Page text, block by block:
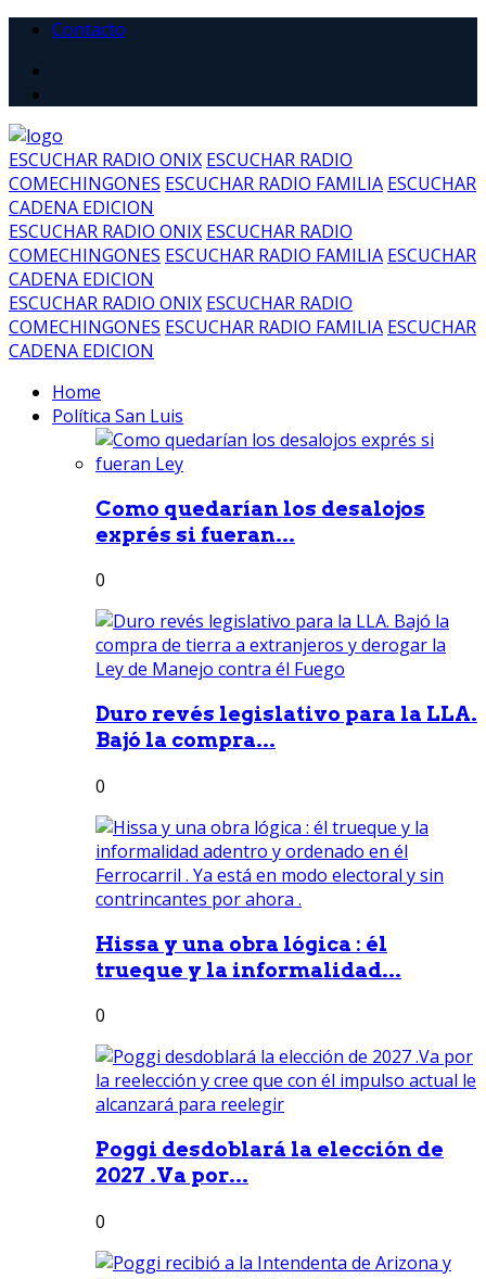
Contacto
ESCUCHAR RADIO ONIX ESCUCHAR RADIO
COMECHINGONES ESCUCHAR RADIO FAMILIA ESCUCHAR
CADENA EDICION
ESCUCHAR RADIO ONIX ESCUCHAR RADIO
COMECHINGONES ESCUCHAR RADIO FAMILIA ESCUCHAR
CADENA EDICION
ESCUCHAR RADIO ONIX ESCUCHAR RADIO
COMECHINGONES ESCUCHAR RADIO FAMILIA ESCUCHAR
CADENA EDICION
Home
Política San Luis
Como quedarían los desalojos
exprés si fueran...
0
Duro revés legislativo para la LLA.
Bajó la compra...
0
Hissa y una obra lógica : él
trueque y la informalidad...
0
Poggi desdoblará la elección de
2027 .Va por...
0